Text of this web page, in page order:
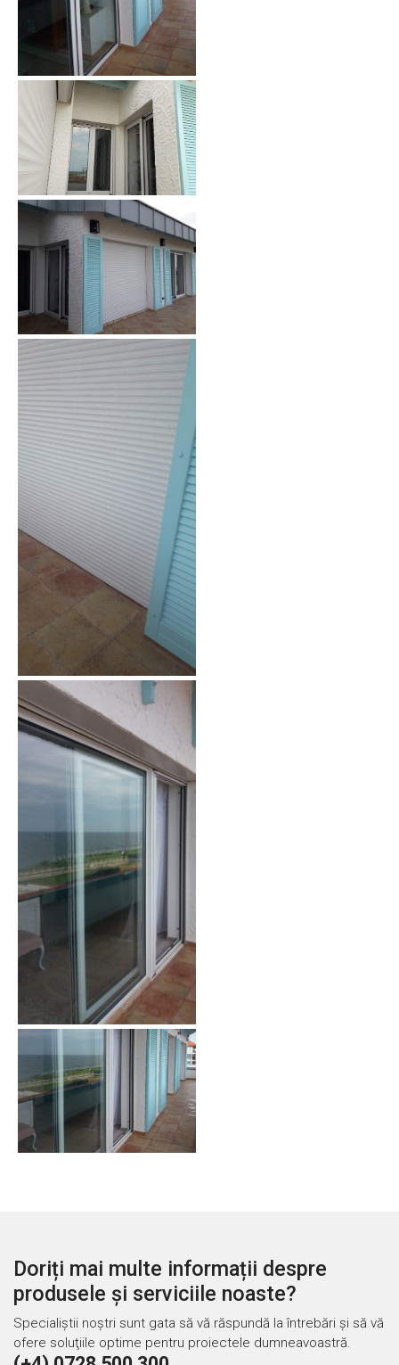
Doriți mai multe informații despre
produsele și serviciile noaste?
Specialiștii noştri sunt gata să vă răspundă la întrebări şi să vă
ofere soluţiile optime pentru proiectele dumneavoastră.